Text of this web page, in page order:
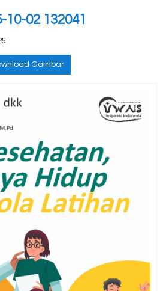
02 132041
Gambar